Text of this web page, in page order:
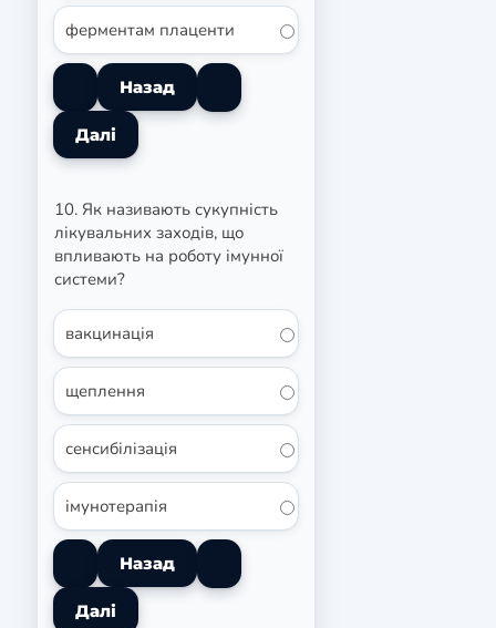
ферментам плаценти
10. Як називають сукупність
лікувальних заходів, що
впливають на роботу імунної
системи?
вакцинація
щеплення
сенсибілізація
імунотерапія